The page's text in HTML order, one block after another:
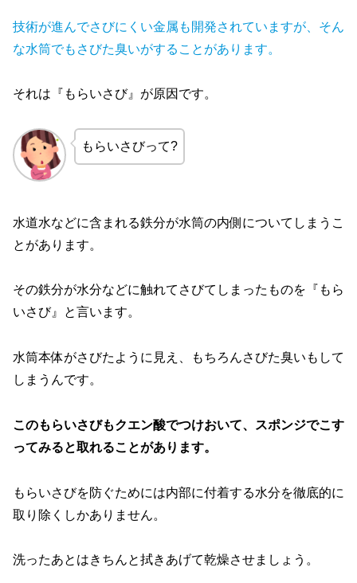
技術が進んでさびにくい金属も開発されていますが、そん
な水筒でもさびた臭いがすることがあります。
それは『もらいさび』が原因です。
もらいさびって?
水道水などに含まれる鉄分が水筒の内側についてしまうこ
とがあります。
その鉄分が水分などに触れてさびてしまったものを『もら
いさび』と言います。
水筒本体がさびたように見え、もちろんさびた臭いもして
しまうんです。
このもらいさびもクエン酸でつけおいて、スポンジでこす
ってみると取れることがあります。
もらいさびを防ぐためには内部に付着する水分を徹底的に
取り除くしかありません。
洗ったあとはきちんと拭きあげて乾燥させましょう。